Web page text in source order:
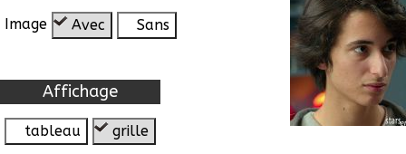
Image Avec Sans
Affichage
tableau grille